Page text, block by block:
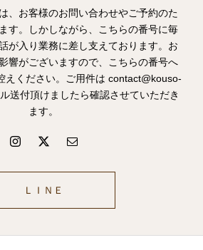
、お客様のお問い合わせやご予約のた
す。しかしながら、こちらの番号に毎
が入り業務に差し支えております。お
響がございますので、こちらの番号へ
えください。ご用件は contact@kouso-
送付頂けましたら確認させていただき
ます。
ＬＩＮＥ